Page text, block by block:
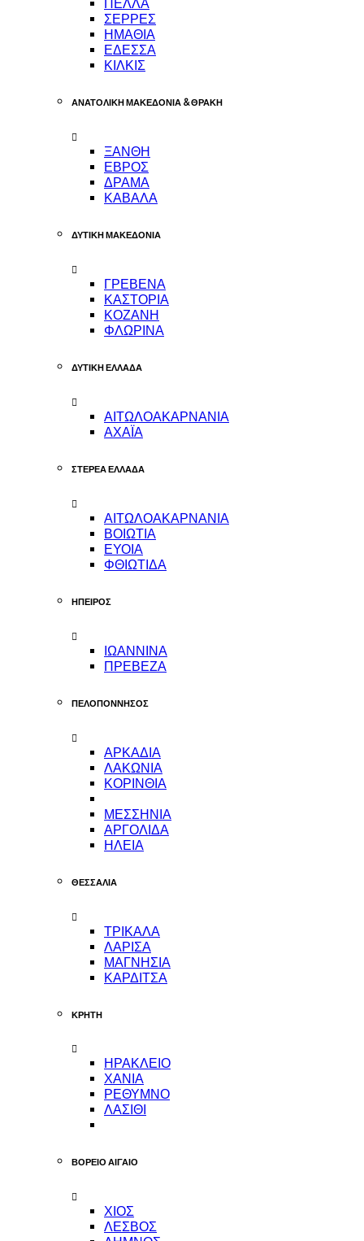
ΠΕΛΛΑ
ΣΕΡΡΕΣ
ΗΜΑΘΙΑ
ΕΔΕΣΣΑ
ΚΙΛΚΙΣ
ΑΝΑΤΟΛΙΚΗ ΜΑΚΕΔΟΝΙΑ & ΘΡΑΚΗ
ΞΑΝΘΗ
ΕΒΡΟΣ
ΔΡΑΜΑ
ΚΑΒΑΛΑ
ΔΥΤΙΚΗ ΜΑΚΕΔΟΝΙΑ
ΓΡΕΒΕΝΑ
ΚΑΣΤΟΡΙΑ
ΚΟΖΑΝΗ
ΦΛΩΡΙΝΑ
ΔΥΤΙΚΗ ΕΛΛΑΔΑ
ΑΙΤΩΛΟΑΚΑΡΝΑΝΙΑ
ΑΧΑΪΑ
ΣΤΕΡΕΑ ΕΛΛΑΔΑ
ΑΙΤΩΛΟΑΚΑΡΝΑΝΙΑ
ΒΟΙΩΤΙΑ
ΕΥΟΙΑ
ΦΘΙΩΤΙΔΑ
ΗΠΕΙΡΟΣ
ΙΩΑΝΝΙΝΑ
ΠΡΕΒΕΖΑ
ΠΕΛΟΠΟΝΝΗΣΟΣ
ΑΡΚΑΔΙΑ
ΛΑΚΩΝΙΑ
ΚΟΡΙΝΘΙΑ
ΜΕΣΣΗΝΙΑ
ΑΡΓΟΛΙΔΑ
ΗΛΕΙΑ
ΘΕΣΣΑΛΙΑ
ΤΡΙΚΑΛΑ
ΛΑΡΙΣΑ
ΜΑΓΝΗΣΙΑ
ΚΑΡΔΙΤΣΑ
ΚΡΗΤΗ
ΗΡΑΚΛΕΙΟ
ΧΑΝΙΑ
ΡΕΘΥΜΝΟ
ΛΑΣΙΘΙ
ΒΟΡΕΙΟ ΑΙΓΑΙΟ
ΧΙΟΣ
ΛΕΣΒΟΣ